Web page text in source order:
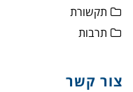
תקשורת
תרבות
צור קשר